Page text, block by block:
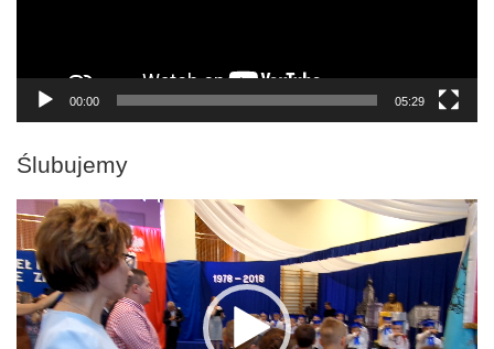
00:00 05:29
Ślubujemy
Odtwarzacz
video